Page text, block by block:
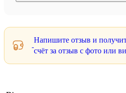
Напишите отзыв и
счёт за отзыв с фото или